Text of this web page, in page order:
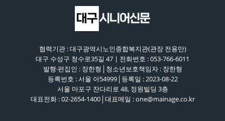
협력기관 : 대구광역시노인종합복지관(관장 전용만)
대구 수성구 청수로35길 47 | 전화번호 : 053-766-6011
발행·편집인 : 장한형│청소년보호책임자 : 장한형
등록번호 : 서울 아54999│등록일 : 2023-08-22
서울 마포구 잔다리로 48, 정원빌딩 3층
대표전화 : 02-2654-1400│대표메일 : one@mainage.co.kr